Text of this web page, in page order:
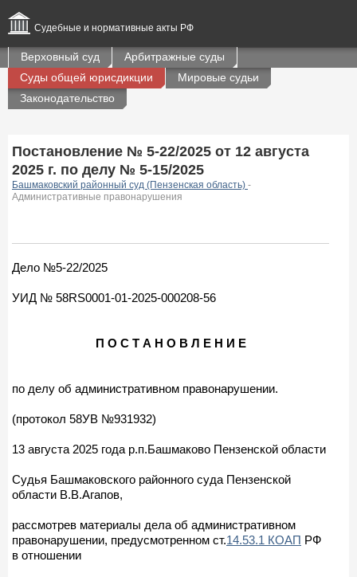
Судебные и нормативные акты РФ
Верховный суд
Арбитражные суды
Суды общей юрисдикции
Мировые судьи
Законодательство
Постановление № 5-22/2025 от 12 августа
2025 г. по делу № 5-15/2025
Башмаковский районный суд (Пензенская область) -
Административные правонарушения
Дело №5-22/2025
УИД № 58RS0001-01-2025-000208-56
П О С Т А Н О В Л Е Н И Е
по делу об административном правонарушении.
(протокол 58УВ №931932)
13 августа 2025 года р.п.Башмаково Пензенской области
Судья Башмаковского районного суда Пензенской
области В.В.Агапов,
рассмотрев материалы дела об административном
правонарушении, предусмотренном ст.14.53.1 КОАП РФ
в отношении